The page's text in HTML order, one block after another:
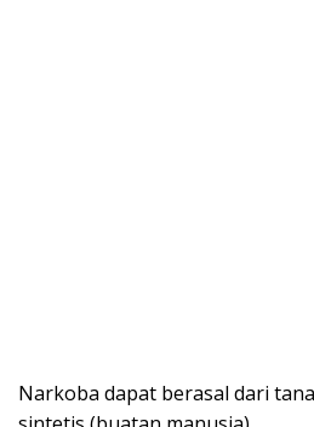
Narkoba dapat berasal dari